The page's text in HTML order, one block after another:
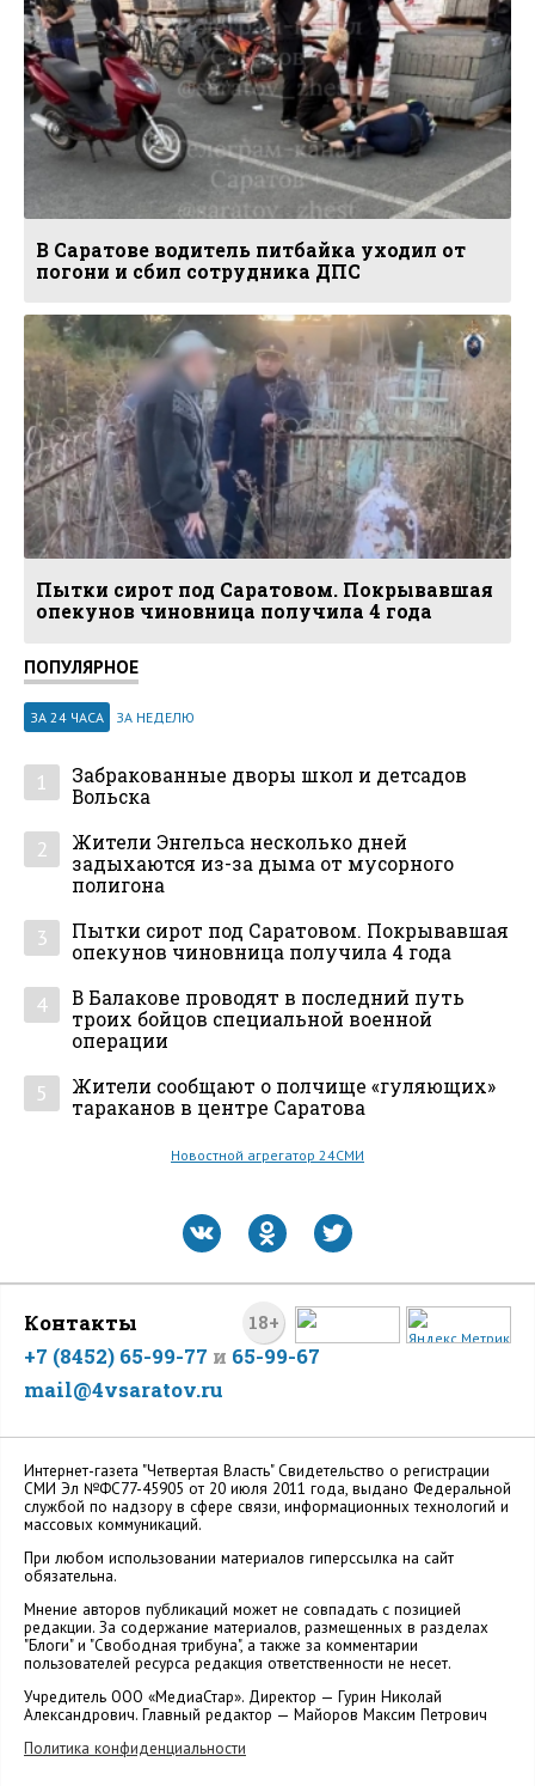
В Саратове водитель питбайка уходил от
погони и сбил сотрудника ДПС
Пытки сирот под Саратовом. Покрывавшая
опекунов чиновница получила 4 года
ПОПУЛЯРНОЕ
ЗА 24 ЧАСА ЗА НЕДЕЛЮ
1
Забракованные дворы школ и детсадов
Вольска
2
Жители Энгельса несколько дней
задыхаются из-за дыма от мусорного
полигона
3
Пытки сирот под Саратовом. Покрывавшая
опекунов чиновница получила 4 года
4
В Балакове проводят в последний путь
троих бойцов специальной военной
операции
5
Жители сообщают о полчище «гуляющих»
тараканов в центре Саратова
Новостной агрегатор 24СМИ
18+
Контакты
+7 (8452) 65-99-77 и 65-99-67
mail@4vsaratov.ru
Интернет-газета "Четвертая Власть" Cвидетельство о регистрации
СМИ Эл №ФС77-45905 от 20 июля 2011 года, выдано Федеральной
службой по надзору в сфере связи, информационных технологий и
массовых коммуникаций.
При любом использовании материалов гиперссылка на сайт
обязательна.
Мнение авторов публикаций может не совпадать с позицией
редакции. За содержание материалов, размещенных в разделах
"Блоги" и "Свободная трибуна", а также за комментарии
пользователей ресурса редакция ответственности не несет.
Учредитель ООО «МедиаСтар». Директор — Гурин Николай
Александрович. Главный редактор — Майоров Максим Петрович
Политика конфиденциальности